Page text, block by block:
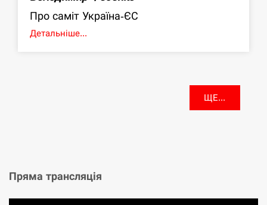
Про саміт Україна-ЄС
Детальніше...
ЩЕ...
Пряма трансляція